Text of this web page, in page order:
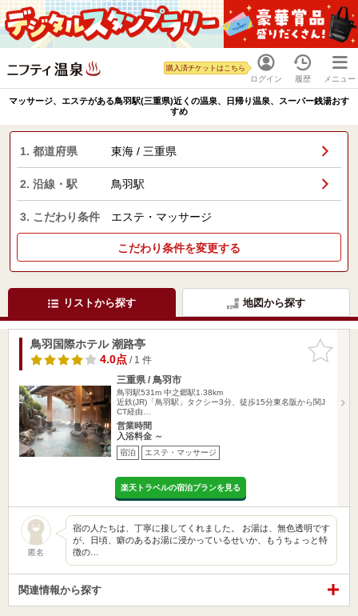
ログイン
購入済チケットはこちら
履歴 メニュー
マッサージ、エステがある鳥羽駅(三重県)近くの温泉、日帰り温泉、スーパー銭湯おす
すめ
1. 都道府県 東海 / 三重県
2. 沿線・駅 鳥羽駅
3. こだわり条件 エステ・マッサージ
こだわり条件を変更する
リストから探す 地図から探す
お気に入
りに追加
鳥羽国際ホテル 潮路亭
4.0点/ 1 件
三重県 / 鳥羽市
鳥羽駅531m 中之郷駅1.38km
近鉄(JR)「鳥羽駅」タクシー3分、徒歩15分東名阪から関J
CT経由…
営業時間
入浴料金 ～
宿泊 エステ・マッサージ
楽天トラベルの宿泊プランを見る
匿名
宿の人たちは、丁寧に接してくれました。 お湯は、無色透明です
が、日頃、癖のあるお湯に浸かっているせいか、もうちょっと特
徴の…
関連情報から探す